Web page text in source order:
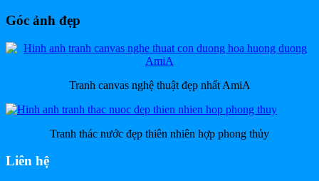
Góc ảnh đẹp
Tranh canvas nghệ thuật đẹp nhất AmiA
Tranh thác nước đẹp thiên nhiên hợp phong thủy
Liên hệ